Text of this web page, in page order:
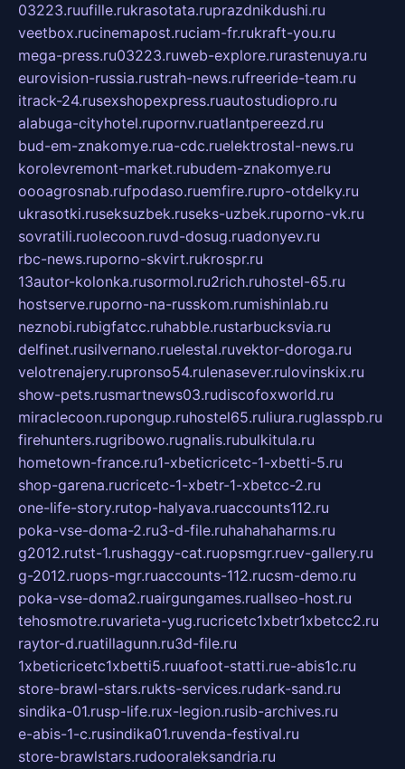
03223.ruufille.rukrasotata.ruprazdnikdushi.ru
veetbox.rucinemapost.ruciam-fr.rukraft-you.ru
mega-press.ru03223.ruweb-explore.rurastenuya.ru
eurovision-russia.rustrah-news.rufreeride-team.ru
itrack-24.rusexshopexpress.ruautostudiopro.ru
alabuga-cityhotel.rupornv.ruatlantpereezd.ru
bud-em-znakomye.rua-cdc.ruelektrostal-news.ru
korolevremont-market.rubudem-znakomye.ru
oooagrosnab.rufpodaso.ruemfire.rupro-otdelky.ru
ukrasotki.ruseksuzbek.ruseks-uzbek.ruporno-vk.ru
sovratili.ruolecoon.ruvd-dosug.ruadonyev.ru
rbc-news.ruporno-skvirt.rukrospr.ru
13autor-kolonka.rusormol.ru2rich.ruhostel-65.ru
hostserve.ruporno-na-russkom.rumishinlab.ru
neznobi.rubigfatcc.ruhabble.rustarbucksvia.ru
delfinet.rusilvernano.ruelestal.ruvektor-doroga.ru
velotrenajery.rupronso54.rulenasever.rulovinskix.ru
show-pets.rusmartnews03.rudiscofoxworld.ru
miraclecoon.rupongup.ruhostel65.ruliura.ruglasspb.ru
firehunters.rugribowo.rugnalis.rubulkitula.ru
hometown-france.ru1-xbeticricetc-1-xbetti-5.ru
shop-garena.rucricetc-1-xbetr-1-xbetcc-2.ru
one-life-story.rutop-halyava.ruaccounts112.ru
poka-vse-doma-2.ru3-d-file.ruhahahaharms.ru
g2012.rutst-1.rushaggy-cat.ruopsmgr.ruev-gallery.ru
g-2012.ruops-mgr.ruaccounts-112.rucsm-demo.ru
poka-vse-doma2.ruairgungames.ruallseo-host.ru
tehosmotre.ruvarieta-yug.rucricetc1xbetr1xbetcc2.ru
raytor-d.ruatillagunn.ru3d-file.ru
1xbeticricetc1xbetti5.ruuafoot-statti.rue-abis1c.ru
store-brawl-stars.rukts-services.rudark-sand.ru
sindika-01.rusp-life.rux-legion.rusib-archives.ru
e-abis-1-c.rusindika01.ruvenda-festival.ru
store-brawlstars.rudooraleksandria.ru